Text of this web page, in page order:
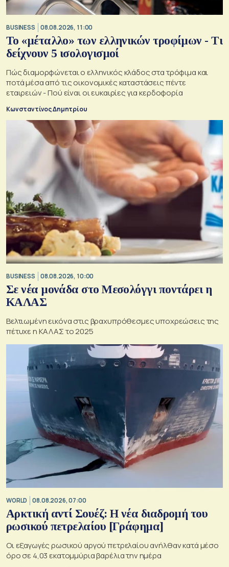
BUSINESS 08.08.2026, 11:00
Το «μέταλλο» των ελληνικών τροφίμων - Τι
δείχνουν 5 ισολογισμοί
Πώς διαμορφώνεται ο ελληνικός κλάδος στα τρόφιμα και
ποτά μέσα από τις οικονομικές καταστάσεις πέντε
εταιρειών - Πού είναι οι ευκαιρίες για κερδοφορία
Κωνσταντίνος Δημητρίου
BUSINESS 08.08.2026, 10:00
Σε νέα μονάδα στο Μεσολόγγι ποντάρει η
ΚΑΛΑΣ
Βελτιωμένη εικόνα στις βραχυπρόθεσμες υποχρεώσεις της
πέτυχε η ΚΑΛΑΣ το 2025
WORLD 08.08.2026, 07:00
Αρκτική αντί Σουέζ: Η νέα διαδρομή του
ρωσικού πετρελαίου [Γράφημα]
Οι εξαγωγές ρωσικού αργού πετρελαίου ανήλθαν κατά μέσο
όρο σε 4,03 εκατομμύρια βαρέλια την ημέρα